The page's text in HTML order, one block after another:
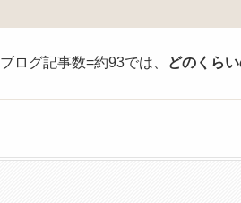
ブログ記事数=約93では、 どのくら